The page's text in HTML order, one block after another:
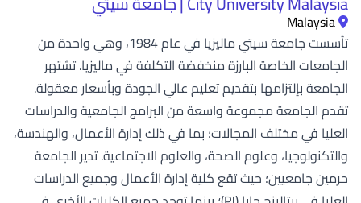
Malaysia
تأسست جامعة سيتي ماليزيا في عام 1984، وهي واحدة من
الجامعات الخاصة البارزة منخفضة التكلفة في ماليزيا. تشتهر
الجامعة بإلتزامها بتقديم تعليم عالي الجودة وبأسعار معقولة.
تقدم الجامعة مجموعة واسعة من البرامج الجامعية والدراسات
العليا في مختلف المجالات؛ بما في ذلك إدارة الأعمال، والهندسة،
والتكنولوجيا، وعلوم الصحة، والعلوم الاجتماعية. تدير الجامعة
حرمين جامعيين؛ حيث تقع كلية إدارة الأعمال وجميع الدراسات